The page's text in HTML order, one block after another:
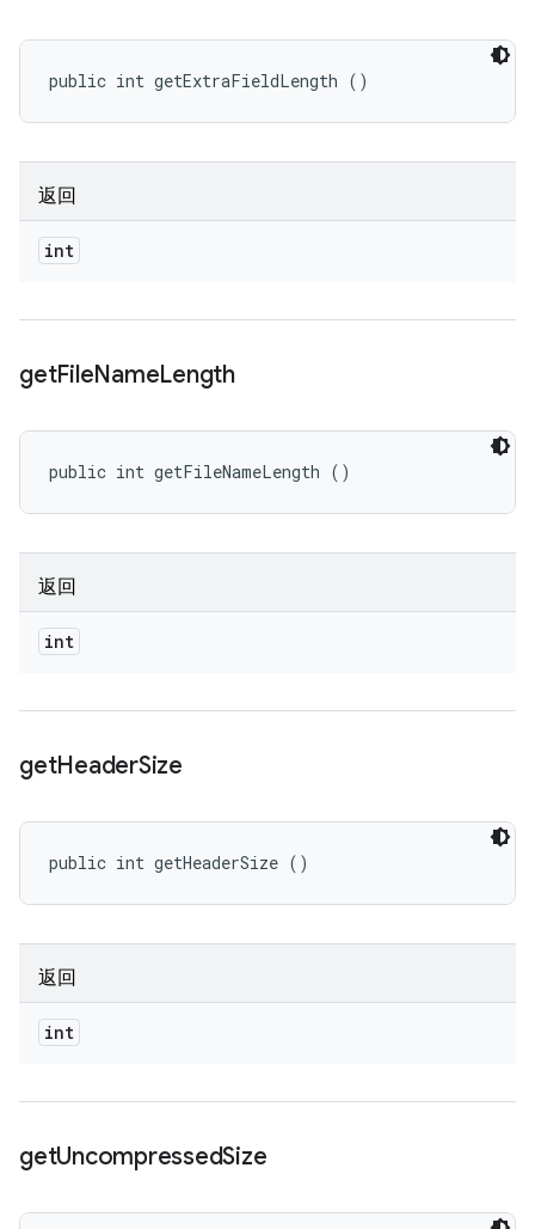
public int getExtraFieldLength ()
返回
int
getFileNameLength
public int getFileNameLength ()
返回
int
getHeaderSize
public int getHeaderSize ()
返回
int
getUncompressedSize